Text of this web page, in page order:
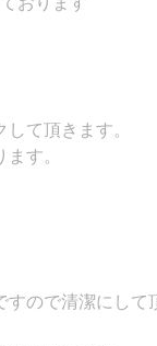
て頂きます。
す。
ので清潔にして